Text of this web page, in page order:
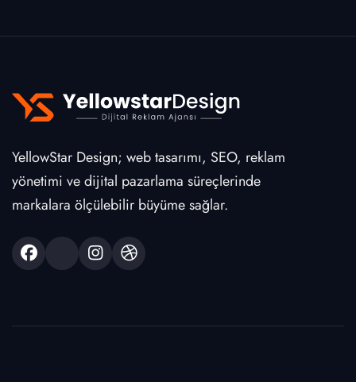
YellowStar Design; web tasarımı, SEO, reklam
yönetimi ve dijital pazarlama süreçlerinde
markalara ölçülebilir büyüme sağlar.